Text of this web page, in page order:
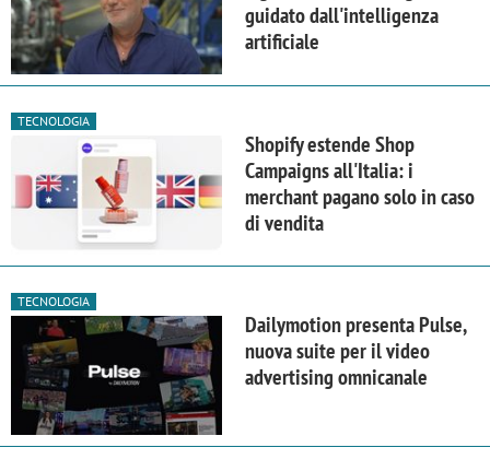
guidato dall'intelligenza
artificiale
TECNOLOGIA
Shopify estende Shop
Campaigns all'Italia: i
merchant pagano solo in caso
di vendita
TECNOLOGIA
Dailymotion presenta Pulse,
nuova suite per il video
advertising omnicanale